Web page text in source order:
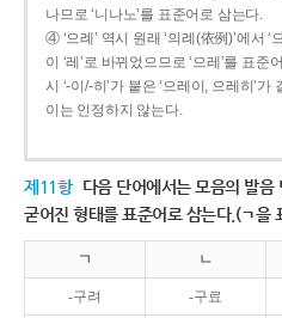
나므로 ‘니나노’를 표준어로 삼는다.
④ ‘으례’ 역시 원래 ‘의례(依例)’에서 ‘
이 ‘레’로 바뀌었으므로 ‘으레’를 표준
시 ‘-이/-히’가 붙은 ‘으레이, 으레히’
이는 인정하지 않는다.
제11항 다음 단어에서는 모음의 발음
굳어진 형태를 표준어로 삼는다.(ㄱ을
ㄱ ㄴ
-구려 -구료